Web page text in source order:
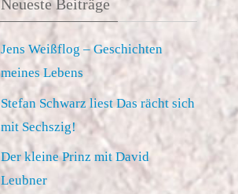
Neueste Beiträge
Jens Weißflog – Geschichten
meines Lebens
Stefan Schwarz liest Das rächt sich
mit Sechszig!
Der kleine Prinz mit David
Leubner